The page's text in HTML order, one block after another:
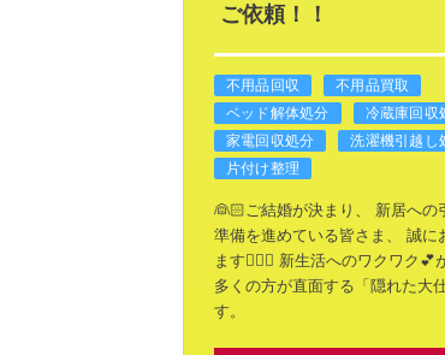
ご依頼！！
不用品回収
不用品買取
ベッド解体処分
冷蔵庫回収
家電回収処分
洗濯機引越し
片付け整理
👰🏻ご結婚が決まり、
新居への
準備を進めている皆さま、
誠に
ます🙇🏻‍♂️ 新生活へのワクワク💕
多くの方が直面する「隠れた大
す。